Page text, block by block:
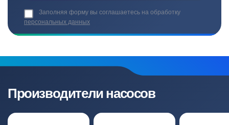
Заполняя форму вы соглашаетесь на обработку
персональных данных
Производители насосов